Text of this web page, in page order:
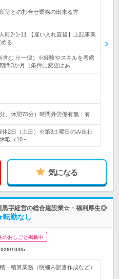
等との打合せ業務の出来る方
町2-1-11 【雇い入れ直後】上記事業
る…
含む ※一律）※経験やスキルを考慮
間3か月（条件に変更はあ…
、休憩75分）時間外労働有無：有
2日（土日）※第3土曜日のみ出社
暇（10～…
気になる
字経営の総合建設業☆・福利厚生◎
転勤なし
のおしごと掲載中
10/05
・積算業務（明細内訳書作成など）